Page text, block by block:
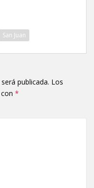
San Juan
publicada. Los
*